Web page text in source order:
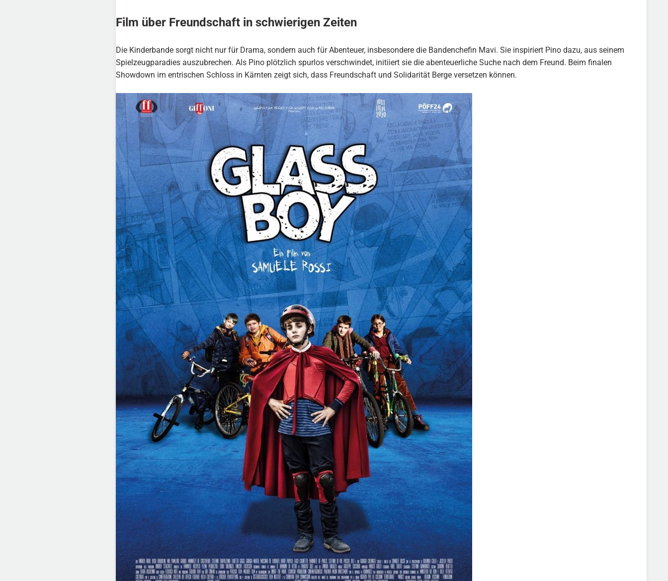
Film über Freundschaft in schwierigen Zeiten
Die Kinderbande sorgt nicht nur für Drama, sondern auch für Abenteuer, insbesondere die Bandenchefin Mavi. Sie inspiriert Pino dazu, aus seinem
Spielzeugparadies auszubrechen. Als Pino plötzlich spurlos verschwindet, initiiert sie die abenteuerliche Suche nach dem Freund. Beim finalen
Showdown im entrischen Schloss in Kärnten zeigt sich, dass Freundschaft und Solidarität Berge versetzen können.